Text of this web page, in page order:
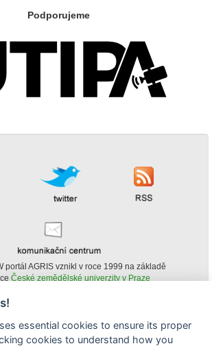
Podporujeme
portál AGRIS vznikl v roce 1999 na základě
České zemědělské univerzity v Praze
WWW portálu AGRIS je možné
pouze za podmínky uvedení zdroje v podobě
essential cookies to ensure its proper
cookies to understand how you